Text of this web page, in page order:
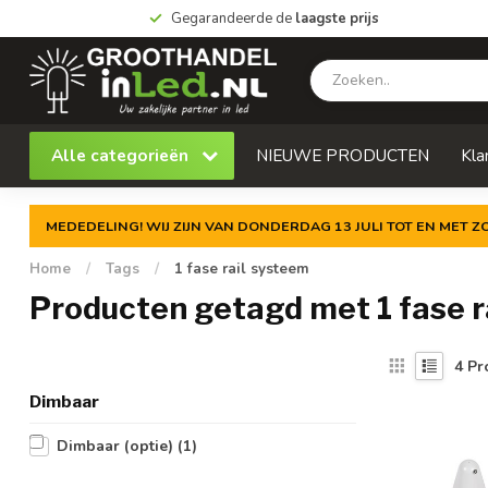
Gegarandeerde de laagste prijs
Alle categorieën NIEUWE PRODUCTEN
MEDEDELING! WIJ ZIJN VAN DONDERDAG 13 JULI TOT EN MET
Home / Tags / 1 fase rail systeem
Producten getagd met 1 fase
Dimbaar
Dimbaar (optie) (1)
4